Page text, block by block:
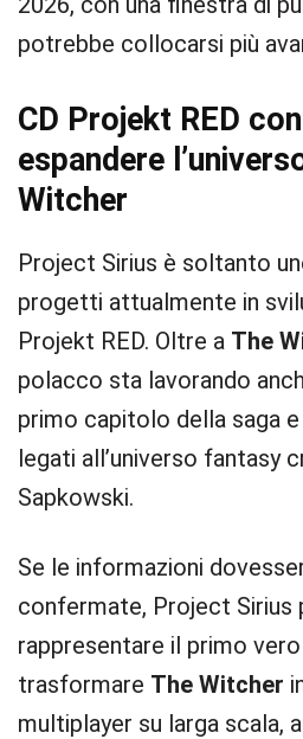
potrebbe collocarsi più
CD Projekt RED
espandere
Witcher
Project Sirius è soltanto
progetti attualmente in
Projekt RED. Oltre a The
polacco sta lavorando
primo capitolo della saga
legati all’universo fantasy
Sapkowski.
Se le informazioni
confermate, Project Sirius
rappresentare il primo
trasformare The Witcher
multiplayer su larga scala,